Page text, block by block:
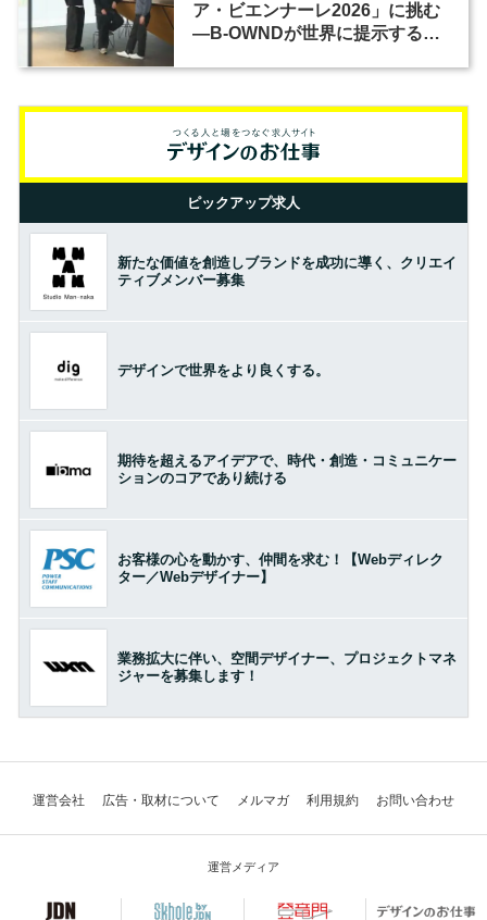
ア・ビエンナーレ2026」に挑む
―B-OWNDが世界に提示する美
ピックアップ求人
新たな価値を創造しブランドを成功に導く、クリエイ
ティブメンバー募集
デザインで世界をより良くする。
期待を超えるアイデアで、時代・創造・コミュニケー
ションのコアであり続ける
お客様の心を動かす、仲間を求む！【Webディレク
ター／Webデザイナー】
業務拡大に伴い、空間デザイナー、プロジェクトマネ
ジャーを募集します！
運営会社 広告・取材について メルマガ 利用規約 お問い合わせ
運営メディア